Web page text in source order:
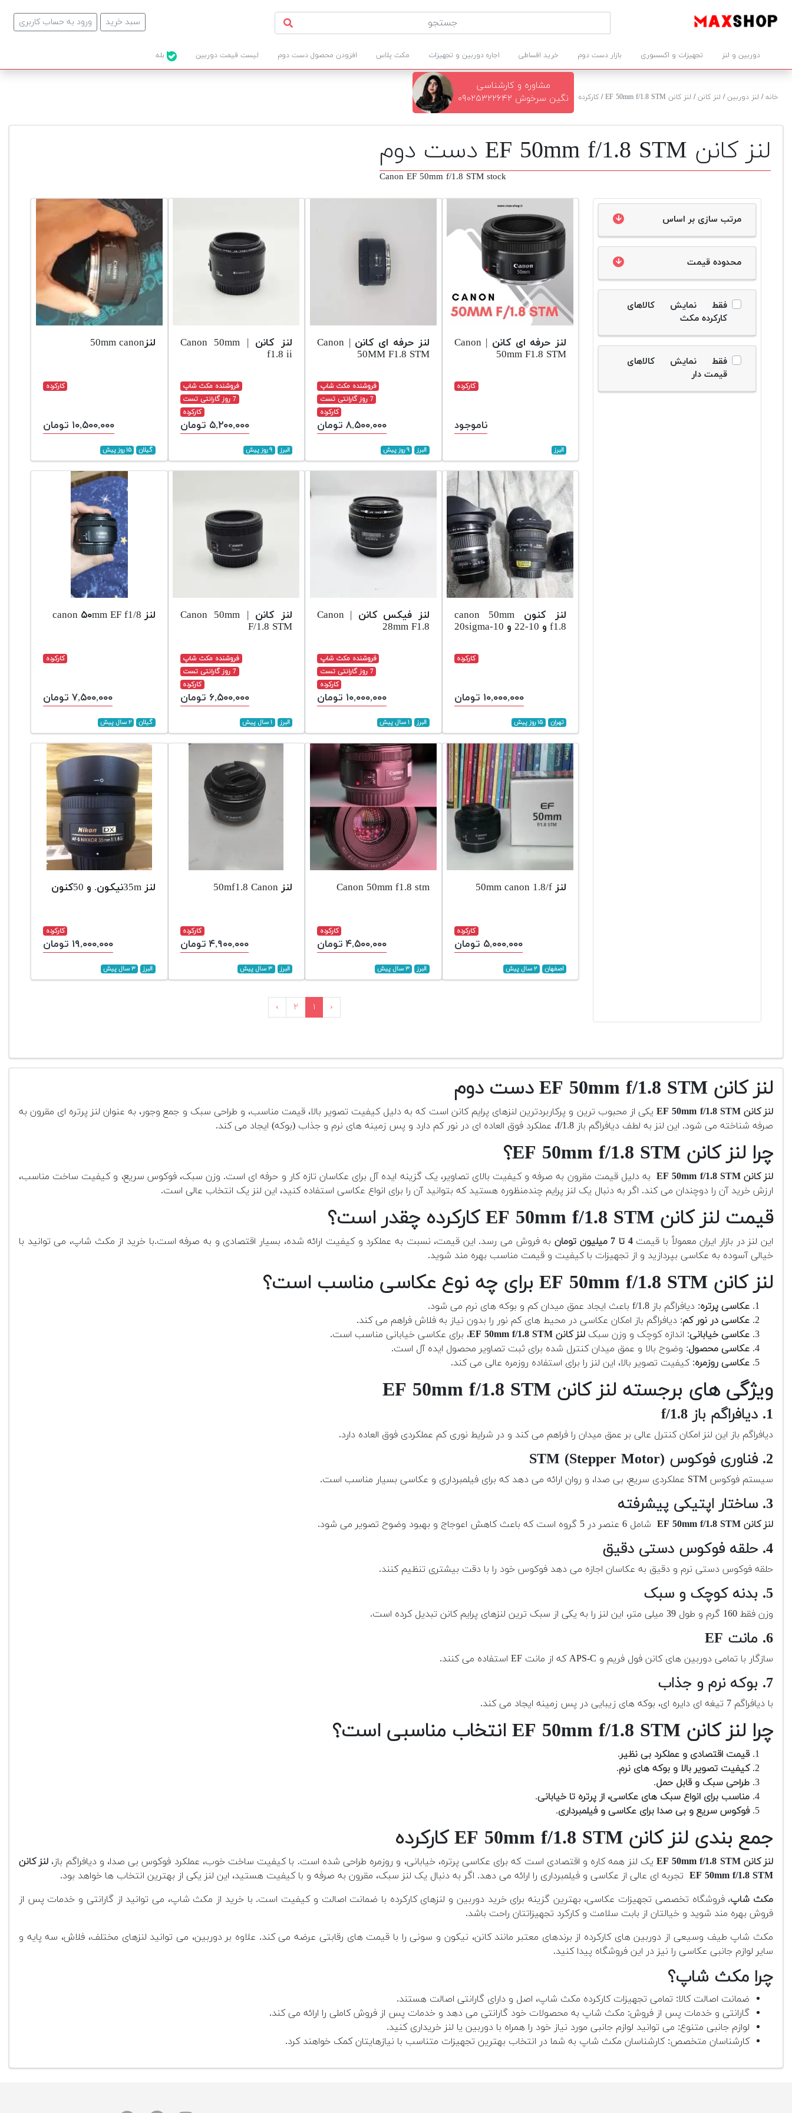
ورود به حساب کاربری سبد خرید
دوربین و لنز تجهیزات و اکسسوری بازار دست دوم خرید اقساطی اجاره دوربین و تجهیزات مکث پلاس افزودن محصول دست دوم لیست قیمت دوربین
خانه/ لنز دوربین/ لنز کانن/ لنز کانن EF 50mm f/1.8 STM / کارکرده
مشاوره و کارشناسی
نگین سرخوش ۰۹۰۲۵۳۲۲۶۴۲
لنز کانن EF 50mm f/1.8 STM دست دوم
Canon EF 50mm f/1.8 STM stock
مرتب سازی بر اساس
محدوده قیمت
فقط نمایش کالاهای
کارکرده مکث
فقط نمایش کالاهای
قیمت دار
لنز حرفه ای کانن | Canon
50mm F1.8 STM
کارکرده
ناموجود
البرز
لنز حرفه ای کانن | Canon
50MM F1.8 STM
فروشنده مکث شاپ
7 روز گارانتی تست
کارکرده
۸,۵۰۰,۰۰۰ تومان
البرز ۹ روز پیش
لنز کانن | Canon 50mm
f1.8 ii
فروشنده مکث شاپ
7 روز گارانتی تست
کارکرده
۵,۲۰۰,۰۰۰ تومان
البرز ۹ روز پیش
لنز50mm canon
کارکرده
۱۰,۵۰۰,۰۰۰ تومان
گیلان ۱۵ روز پیش
لنز کنون canon 50mm
f1.8 و 10-22 و 10-20sigma
کارکرده
۱۰,۰۰۰,۰۰۰ تومان
تهران ۱۵ روز پیش
لنز فیکس کانن | Canon
28mm F1.8
فروشنده مکث شاپ
7 روز گارانتی تست
کارکرده
۱۰,۰۰۰,۰۰۰ تومان
البرز ۱ سال پیش
لنز کانن | Canon 50mm
F/1.8 STM
فروشنده مکث شاپ
7 روز گارانتی تست
کارکرده
۶,۵۰۰,۰۰۰ تومان
البرز ۱ سال پیش
لنز canon ۵۰mm EF f1/8
کارکرده
۷,۵۰۰,۰۰۰ تومان
گیلان ۲ سال پیش
لنز 50mm canon 1.8/f
کارکرده
۵,۰۰۰,۰۰۰ تومان
اصفهان ۲ سال پیش
Canon 50mm f1.8 stm
کارکرده
۴,۵۰۰,۰۰۰ تومان
البرز ۳ سال پیش
لنز 50mf1.8 Canon
کارکرده
۴,۹۰۰,۰۰۰ تومان
البرز ۳ سال پیش
لنز 35mنیکون. و 50کنون
کارکرده
۱۹,۰۰۰,۰۰۰ تومان
البرز ۳ سال پیش
‹ ۱ ۲ ›
لنز کانن EF 50mm f/1.8 STM دست دوم
لنز کانن EF 50mm f/1.8 STM
یکی از محبوب ترین و پرکاربردترین لنزهای پرایم کانن است که به دلیل کیفیت تصویر بالا، قیمت مناسب، و طراحی سبک و جمع وجور، به عنوان لنز پرتره ای مقرون به
صرفه شناخته می شود. این لنز به لطف دیافراگم باز f/1.8، عملکرد فوق العاده ای در نور کم دارد و پس زمینه های نرم و جذاب (بوکه) ایجاد می کند.
چرا لنز کانن EF 50mm f/1.8 STM؟
لنز کانن EF 50mm f/1.8 STM
به دلیل قیمت مقرون به صرفه و کیفیت بالای تصاویر، یک گزینه ایده آل برای عکاسان تازه کار و حرفه ای است. وزن سبک، فوکوس سریع، و کیفیت ساخت مناسب،
ارزش خرید آن را دوچندان می کند. اگر به دنبال یک لنز پرایم چندمنظوره هستید که بتوانید آن را برای انواع عکاسی استفاده کنید، این لنز یک انتخاب عالی است.
قیمت لنز کانن EF 50mm f/1.8 STM کارکرده چقدر است؟
این لنز در بازار ایران معمولاً با قیمت4 تا 7 میلیون تومان
به فروش می رسد. این قیمت، نسبت به عملکرد و کیفیت ارائه شده، بسیار اقتصادی و به صرفه است.با خرید از مکث شاپ، می توانید با
خیالی آسوده به عکاسی بپردازید و از تجهیزات با کیفیت و قیمت مناسب بهره مند شوید.
لنز کانن EF 50mm f/1.8 STM برای چه نوع عکاسی مناسب است؟
عکاسی پرتره: دیافراگم باز f/1.8 باعث ایجاد عمق میدان کم و بوکه های نرم می شود.
عکاسی در نور کم: دیافراگم باز امکان عکاسی در محیط های کم نور را بدون نیاز به فلاش فراهم می کند.
عکاسی خیابانی: اندازه کوچک و وزن سبک لنز کانن EF 50mm f/1.8 STM
، برای عکاسی خیابانی مناسب است.
عکاسی محصول: وضوح بالا و عمق میدان کنترل شده برای ثبت تصاویر محصول ایده آل است.
عکاسی روزمره: کیفیت تصویر بالا، این لنز را برای استفاده روزمره عالی می کند.
ویژگی های برجسته لنز کانن EF 50mm f/1.8 STM
1. دیافراگم باز f/1.8
دیافراگم باز این لنز امکان کنترل عالی بر عمق میدان را فراهم می کند و در شرایط نوری کم عملکردی فوق العاده دارد.
2. فناوری فوکوس STM (Stepper Motor)
سیستم فوکوس STM عملکردی سریع، بی صدا، و روان ارائه می دهد که برای فیلمبرداری و عکاسی بسیار مناسب است.
3. ساختار اپتیکی پیشرفته
لنز کانن EF 50mm f/1.8 STM شامل 6 عنصر در 5 گروه است که باعث کاهش اعوجاج و بهبود وضوح تصویر می شود.
4. حلقه فوکوس دستی دقیق
حلقه فوکوس دستی نرم و دقیق به عکاسان اجازه می دهد فوکوس خود را با دقت بیشتری تنظیم کنند.
5. بدنه کوچک و سبک
وزن فقط 160 گرم و طول 39 میلی متر، این لنز را به یکی از سبک ترین لنزهای پرایم کانن تبدیل کرده است.
6. مانت EF
سازگار با تمامی دوربین های کانن فول فریم و APS-C که از مانت EF استفاده می کنند.
7. بوکه نرم و جذاب
با دیافراگم 7 تیغه ای دایره ای، بوکه های زیبایی در پس زمینه ایجاد می کند.
چرا لنز کانن EF 50mm f/1.8 STM انتخاب مناسبی است؟
قیمت اقتصادی و عملکرد بی نظیر.
کیفیت تصویر بالا و بوکه های نرم.
طراحی سبک و قابل حمل.
مناسب برای انواع سبک های عکاسی، از پرتره تا خیابانی.
فوکوس سریع و بی صدا برای عکاسی و فیلمبرداری.
جمع بندی لنز کانن EF 50mm f/1.8 STM کارکرده
لنز کانن EF 50mm f/1.8 STM یک لنز همه کاره و اقتصادی است که برای عکاسی پرتره، خیابانی، و روزمره طراحی شده است. با کیفیت ساخت خوب، عملکرد فوکوس بی صدا، و دیافراگم باز، لنز کانن
EF 50mm f/1.8 STM تجربه ای عالی از عکاسی و فیلمبرداری را ارائه می دهد. اگر به دنبال یک لنز سبک، مقرون به صرفه و با کیفیت هستید، این لنز یکی از بهترین انتخاب ها خواهد بود.
مکث شاپ، فروشگاه تخصصی تجهیزات عکاسی، بهترین گزینه برای خرید دوربین و لنزهای کارکرده با ضمانت اصالت و کیفیت است. با خرید از مکث شاپ، می توانید از گارانتی و خدمات پس از
فروش بهره مند شوید و خیالتان از بابت سلامت و کارکرد تجهیزاتتان راحت باشد.
مکث شاپ طیف وسیعی از دوربین های کارکرده از برندهای معتبر مانند کانن، نیکون و سونی را با قیمت های رقابتی عرضه می کند. علاوه بر دوربین، می توانید لنزهای مختلف، فلاش، سه پایه و
سایر لوازم جانبی عکاسی را نیز در این فروشگاه پیدا کنید.
چرا مکث شاپ؟
ضمانت اصالت کالا: تمامی تجهیزات کارکرده مکث شاپ، اصل و دارای گارانتی اصالت هستند.
گارانتی و خدمات پس از فروش: مکث شاپ به محصولات خود گارانتی می دهد و خدمات پس از فروش کاملی را ارائه می کند.
لوازم جانبی متنوع: می توانید لوازم جانبی مورد نیاز خود را همراه با دوربین یا لنز خریداری کنید.
کارشناسان متخصص: کارشناسان مکث شاپ به شما در انتخاب بهترین تجهیزات متناسب با نیازهایتان کمک خواهند کرد.